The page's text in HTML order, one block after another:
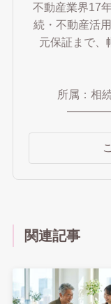
不動産業界17
続・不動産活
元保証まで、
所属：相
関連記事